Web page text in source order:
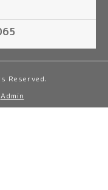
Reserved.
Admin